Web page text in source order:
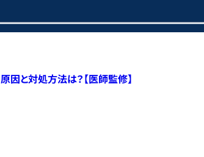
因と対処方法は？【医師監修】